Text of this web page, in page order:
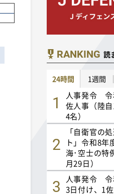
RANKING 読
24時間 1週間
人事発令 令
佐人事（陸
4名）
「自衛官の
ト」令和8
海･空士の特
月29日）
人事発令 令
3日付け、1